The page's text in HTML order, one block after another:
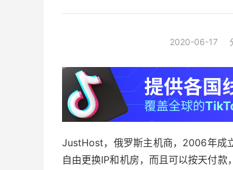
2020-06-17
JustHost，俄罗斯主机商，2006年成
自由更换IP和机房，而且可以按天付